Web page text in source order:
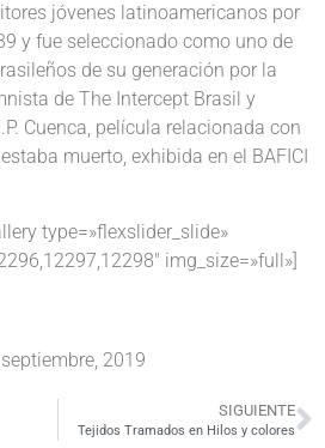
jóvenes latinoamericanos por
y fue seleccionado como uno de
de su generación por la
de The Intercept Brasil y
Cuenca, película relacionada con
muerto, exhibida en el BAFICI
type=»flexslider_slide»
img_size=»full»]
2019
SIGUIENTE
Tejidos Tramados en Hilos y colores